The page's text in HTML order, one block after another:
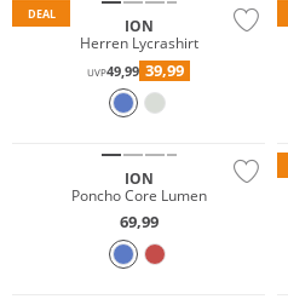
DEAL
ION
Herren Lycrashirt
UVP49,99 39,99
ION
Poncho Core Lumen
69,99